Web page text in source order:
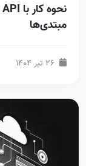
مبتدی‌ها